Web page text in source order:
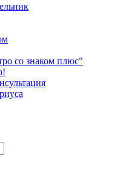
со знаком плюс"